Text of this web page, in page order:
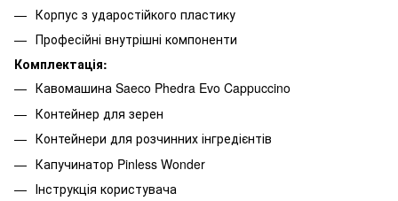
Корпус з ударостійкого пластику
Професійні внутрішні компоненти
Комплектація:
Кавомашина Saeco Phedra Evo Cappuccino
Контейнер для зерен
Контейнери для розчинних інгредієнтів
Капучинатор Pinless Wonder
Інструкція користувача